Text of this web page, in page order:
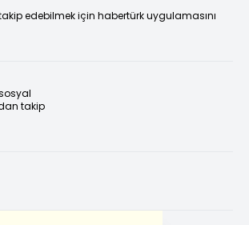
edebilmek için habertürk uygulamasını
takip